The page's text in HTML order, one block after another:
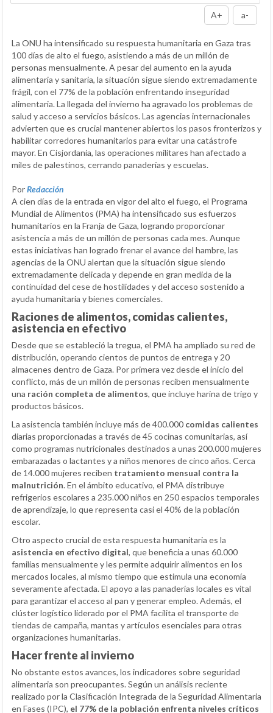
A+ a-
La ONU ha intensificado su respuesta humanitaria en Gaza tras
100 días de alto el fuego, asistiendo a más de un millón de
personas mensualmente. A pesar del aumento en la ayuda
alimentaria y sanitaria, la situación sigue siendo extremadamente
frágil, con el 77% de la población enfrentando inseguridad
alimentaria. La llegada del invierno ha agravado los problemas de
salud y acceso a servicios básicos. Las agencias internacionales
advierten que es crucial mantener abiertos los pasos fronterizos y
habilitar corredores humanitarios para evitar una catástrofe
mayor. En Cisjordania, las operaciones militares han afectado a
miles de palestinos, cerrando panaderías y escuelas.
PorRedacción
A cien días de la entrada en vigor del alto el fuego, el Programa
Mundial de Alimentos (PMA) ha intensificado sus esfuerzos
humanitarios en la Franja de Gaza, logrando proporcionar
asistencia a más de un millón de personas cada mes. Aunque
estas iniciativas han logrado frenar el avance del hambre, las
agencias de la ONU alertan que la situación sigue siendo
extremadamente delicada y depende en gran medida de la
continuidad del cese de hostilidades y del acceso sostenido a
ayuda humanitaria y bienes comerciales.
Raciones de alimentos, comidas calientes,
asistencia en efectivo
Desde que se estableció la tregua, el PMA ha ampliado su red de
distribución, operando cientos de puntos de entrega y 20
almacenes dentro de Gaza. Por primera vez desde el inicio del
conflicto, más de un millón de personas reciben mensualmente
una ración completa de alimentos, que incluye harina de trigo y
productos básicos.
La asistencia también incluye más de 400.000 comidas calientes
diarias proporcionadas a través de 45 cocinas comunitarias, así
como programas nutricionales destinados a unas 200.000 mujeres
embarazadas o lactantes y a niños menores de cinco años. Cerca
de 14.000 mujeres reciben tratamiento mensual contra la
malnutrición. En el ámbito educativo, el PMA distribuye
refrigerios escolares a 235.000 niños en 250 espacios temporales
de aprendizaje, lo que representa casi el 40% de la población
escolar.
Otro aspecto crucial de esta respuesta humanitaria es la
asistencia en efectivo digital, que beneficia a unas 60.000
familias mensualmente y les permite adquirir alimentos en los
mercados locales, al mismo tiempo que estimula una economía
severamente afectada. El apoyo a las panaderías locales es vital
para garantizar el acceso al pan y generar empleo. Además, el
clúster logístico liderado por el PMA facilita el transporte de
tiendas de campaña, mantas y artículos esenciales para otras
organizaciones humanitarias.
Hacer frente al invierno
No obstante estos avances, los indicadores sobre seguridad
alimentaria son preocupantes. Según un análisis reciente
realizado por la Clasificación Integrada de la Seguridad Alimentaria
en Fases (IPC), el 77% de la población enfrenta niveles críticos